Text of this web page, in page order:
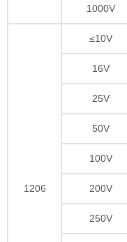
1000V
1206
≤10V
16V
25V
50V
100V
200V
250V